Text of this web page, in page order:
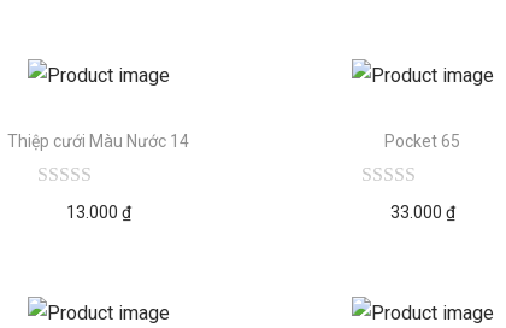
Thiệp cưới Màu Nước 14
13.000 ₫
Pocket 65
33.000 ₫